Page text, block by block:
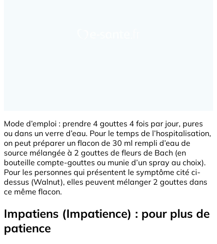
Mode d’emploi : prendre 4 gouttes 4 fois par jour, pures
ou dans un verre d’eau. Pour le temps de l’hospitalisation,
on peut préparer un flacon de 30 ml rempli d’eau de
source mélangée à 2 gouttes de fleurs de Bach (en
bouteille compte-gouttes ou munie d’un spray au choix).
Pour les personnes qui présentent le symptôme cité ci-
dessus (Walnut), elles peuvent mélanger 2 gouttes dans
ce même flacon.
Impatiens (Impatience) : pour plus de
patience